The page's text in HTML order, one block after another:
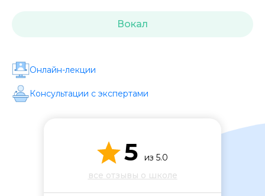
Вокал
Онлайн-лекции
Консультации с экспертами
5
из 5.0
все отзывы о школе
Уровень организации *